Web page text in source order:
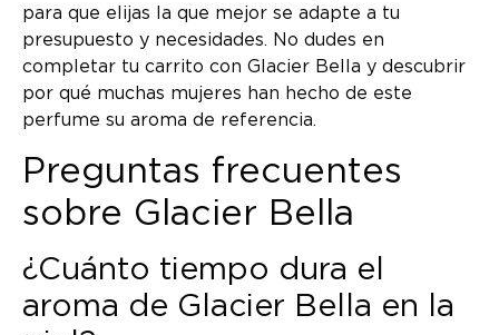
para que elijas la que mejor se adapte a tu
presupuesto y necesidades. No dudes en
completar tu carrito con Glacier Bella y descubrir
por qué muchas mujeres han hecho de este
perfume su aroma de referencia.
Preguntas frecuentes
sobre Glacier Bella
¿Cuánto tiempo dura el
aroma de Glacier Bella en la